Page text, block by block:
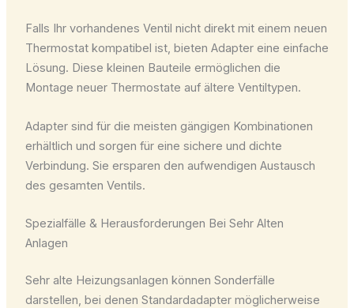
Falls Ihr vorhandenes Ventil nicht direkt mit einem neuen
Thermostat kompatibel ist, bieten Adapter eine einfache
Lösung. Diese kleinen Bauteile ermöglichen die
Montage neuer Thermostate auf ältere Ventiltypen.
Adapter sind für die meisten gängigen Kombinationen
erhältlich und sorgen für eine sichere und dichte
Verbindung. Sie ersparen den aufwendigen Austausch
des gesamten Ventils.
Spezialfälle & Herausforderungen Bei Sehr Alten
Anlagen
Sehr alte Heizungsanlagen können Sonderfälle
darstellen, bei denen Standardadapter möglicherweise